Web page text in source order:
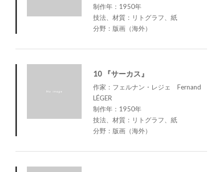
制作年：1950年
技法、材質：リトグラフ、紙
分野：版画（海外）
10 『サーカス』
作家：フェルナン・レジェ Fernand
LÉGER
制作年：1950年
技法、材質：リトグラフ、紙
分野：版画（海外）